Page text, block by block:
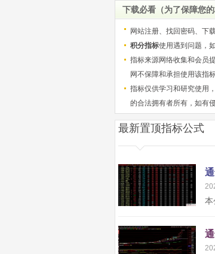
下载必看（为了保障您
网站注册、找回密码、下
积分指标使用遇到问题，如
指标来源网络收集和会员
网不保障和承担使用该指
指标仅供学习和研究使用
的合法拥有者所有，如有
最新置顶指标公式